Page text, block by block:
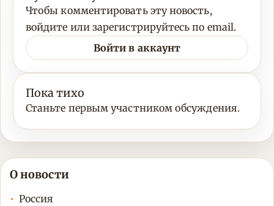
Чтобы комментировать эту новость,
войдите или зарегистрируйтесь по email.
Войти в аккаунт
Пока тихо
Станьте первым участником обсуждения.
О новости
Россия